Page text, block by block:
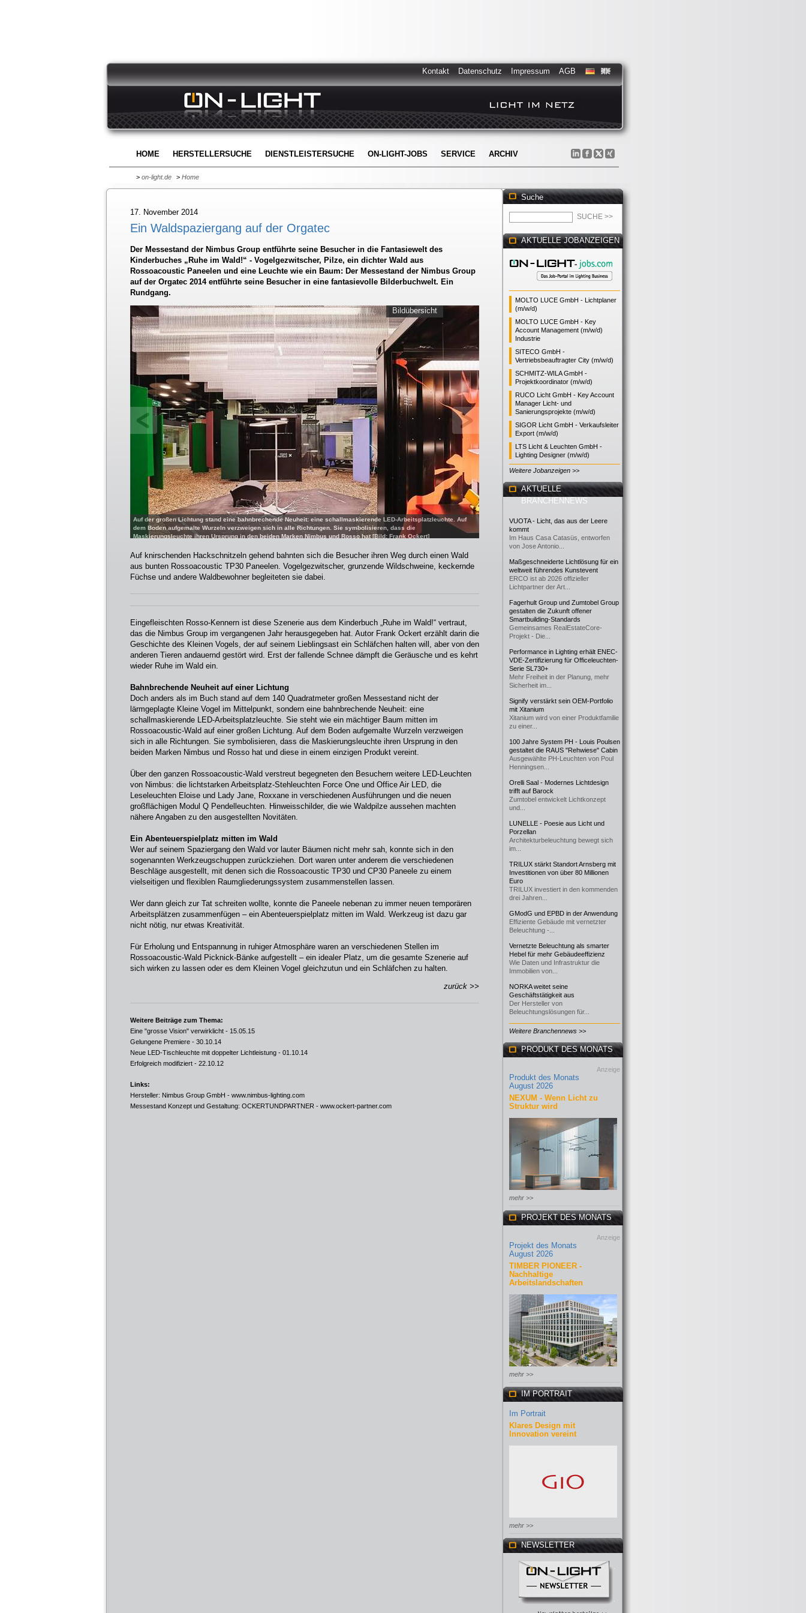
Kontakt Datenschutz Impressum AGB
HOME HERSTELLERSUCHE DIENSTLEISTERSUCHE ON-LIGHT-JOBS SERVICE ARCHIV
> on-light.de > Home
17. November 2014
Ein Waldspaziergang auf der Orgatec
Der Messestand der Nimbus Group entführte seine Besucher in die Fantasiewelt des
Kinderbuches „Ruhe im Wald!“ - Vogelgezwitscher, Pilze, ein dichter Wald aus
Rossoacoustic Paneelen und eine Leuchte wie ein Baum: Der Messestand der Nimbus Group
auf der Orgatec 2014 entführte seine Besucher in eine fantasievolle Bilderbuchwelt. Ein
Rundgang.
Auf der großen Lichtung stand eine bahnbrechende Neuheit: eine schallmaskierende LED-Arbeitsplatzleuchte. Auf
dem Boden aufgemalte Wurzeln verzweigen sich in alle Richtungen. Sie symbolisieren, dass die
Maskierungsleuchte ihren Ursprung in den beiden Marken Nimbus und Rosso hat [Bild: Frank Ockert]
Bildübersicht
Auf knirschenden Hackschnitzeln gehend bahnten sich die Besucher ihren Weg durch einen Wald
aus bunten Rossoacoustic TP30 Paneelen. Vogelgezwitscher, grunzende Wildschweine, keckernde
Füchse und andere Waldbewohner begleiteten sie dabei.
Eingefleischten Rosso-Kennern ist diese Szenerie aus dem Kinderbuch „Ruhe im Wald!“ vertraut,
das die Nimbus Group im vergangenen Jahr herausgegeben hat. Autor Frank Ockert erzählt darin die
Geschichte des Kleinen Vogels, der auf seinem Lieblingsast ein Schläfchen halten will, aber von den
anderen Tieren andauernd gestört wird. Erst der fallende Schnee dämpft die Geräusche und es kehrt
wieder Ruhe im Wald ein.
Bahnbrechende Neuheit auf einer Lichtung
Doch anders als im Buch stand auf dem 140 Quadratmeter großen Messestand nicht der
lärmgeplagte Kleine Vogel im Mittelpunkt, sondern eine bahnbrechende Neuheit: eine
schallmaskierende LED-Arbeitsplatzleuchte. Sie steht wie ein mächtiger Baum mitten im
Rossoacoustic-Wald auf einer großen Lichtung. Auf dem Boden aufgemalte Wurzeln verzweigen
sich in alle Richtungen. Sie symbolisieren, dass die Maskierungsleuchte ihren Ursprung in den
beiden Marken Nimbus und Rosso hat und diese in einem einzigen Produkt vereint.
Über den ganzen Rossoacoustic-Wald verstreut begegneten den Besuchern weitere LED-Leuchten
von Nimbus: die lichtstarken Arbeitsplatz-Stehleuchten Force One und Office Air LED, die
Leseleuchten Eloise und Lady Jane, Roxxane in verschiedenen Ausführungen und die neuen
großflächigen Modul Q Pendelleuchten. Hinweisschilder, die wie Waldpilze aussehen machten
nähere Angaben zu den ausgestellten Novitäten.
Ein Abenteuerspielplatz mitten im Wald
Wer auf seinem Spaziergang den Wald vor lauter Bäumen nicht mehr sah, konnte sich in den
sogenannten Werkzeugschuppen zurückziehen. Dort waren unter anderem die verschiedenen
Beschläge ausgestellt, mit denen sich die Rossoacoustic TP30 und CP30 Paneele zu einem
vielseitigen und flexiblen Raumgliederungssystem zusammenstellen lassen.
Wer dann gleich zur Tat schreiten wollte, konnte die Paneele nebenan zu immer neuen temporären
Arbeitsplätzen zusammenfügen – ein Abenteuerspielplatz mitten im Wald. Werkzeug ist dazu gar
nicht nötig, nur etwas Kreativität.
Für Erholung und Entspannung in ruhiger Atmosphäre waren an verschiedenen Stellen im
Rossoacoustic-Wald Picknick-Bänke aufgestellt – ein idealer Platz, um die gesamte Szenerie auf
sich wirken zu lassen oder es dem Kleinen Vogel gleichzutun und ein Schläfchen zu halten.
zurück >>
Weitere Beiträge zum Thema:
Eine "grosse Vision" verwirklicht - 15.05.15
Gelungene Premiere - 30.10.14
Neue LED-Tischleuchte mit doppelter Lichtleistung - 01.10.14
Erfolgreich modifiziert - 22.10.12
Links:
Hersteller: Nimbus Group GmbH - www.nimbus-lighting.com
Messestand Konzept und Gestaltung: OCKERTUNDPARTNER - www.ockert-partner.com
Suche
AKTUELLE JOBANZEIGEN
MOLTO LUCE GmbH - Lichtplaner
(m/w/d)
MOLTO LUCE GmbH - Key
Account Management (m/w/d)
Industrie
SITECO GmbH -
Vertriebsbeauftragter City (m/w/d)
SCHMITZ-WILA GmbH -
Projektkoordinator (m/w/d)
RUCO Licht GmbH - Key Account
Manager Licht- und
Sanierungsprojekte (m/w/d)
SIGOR Licht GmbH - Verkaufsleiter
Export (m/w/d)
LTS Licht & Leuchten GmbH -
Lighting Designer (m/w/d)
Weitere Jobanzeigen >>
AKTUELLE
BRANCHENNEWS
VUOTA - Licht, das aus der Leere
kommt
Im Haus Casa Catasüs, entworfen
von Jose Antonio...
Maßgeschneiderte Lichtlösung für ein
weltweit führendes Kunstevent
ERCO ist ab 2026 offizieller
Lichtpartner der Art...
Fagerhult Group und Zumtobel Group
gestalten die Zukunft offener
Smartbuilding-Standards
Gemeinsames RealEstateCore-
Projekt - Die...
Performance in Lighting erhält ENEC-
VDE-Zertifizierung für Officeleuchten-
Serie SL730+
Mehr Freiheit in der Planung, mehr
Sicherheit im...
Signify verstärkt sein OEM-Portfolio
mit Xitanium
Xitanium wird von einer Produktfamilie
zu einer...
100 Jahre System PH - Louis Poulsen
gestaltet die RAUS "Rehwiese" Cabin
Ausgewählte PH-Leuchten von Poul
Henningsen...
Orelli Saal - Modernes Lichtdesign
trifft auf Barock
Zumtobel entwickelt Lichtkonzept
und...
LUNELLE - Poesie aus Licht und
Porzellan
Architekturbeleuchtung bewegt sich
im...
TRILUX stärkt Standort Arnsberg mit
Investitionen von über 80 Millionen
Euro
TRILUX investiert in den kommenden
drei Jahren...
GModG und EPBD in der Anwendung
Effiziente Gebäude mit vernetzter
Beleuchtung -...
Vernetzte Beleuchtung als smarter
Hebel für mehr Gebäudeeffizienz
Wie Daten und Infrastruktur die
Immobilien von...
NORKA weitet seine
Geschäftstätigkeit aus
Der Hersteller von
Beleuchtungslösungen für...
Weitere Branchennews >>
PRODUKT DES MONATS
Anzeige
Produkt des Monats
August 2026
NEXUM - Wenn Licht zu
Struktur wird
mehr >>
PROJEKT DES MONATS
Anzeige
Projekt des Monats
August 2026
TIMBER PIONEER -
Nachhaltige
Arbeitslandschaften
mehr >>
IM PORTRAIT
Im Portrait
Klares Design mit
Innovation vereint
mehr >>
NEWSLETTER